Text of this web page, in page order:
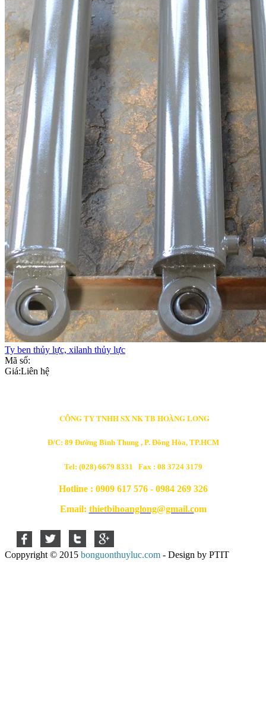
Ty ben thủy lực, xilanh thủy lực
Mã số:
Giá:Liên hệ
CÔNG TY TNHH SX NK TB HOÀNG LONG
Đ/C: 89 Đường Bình Thung , P. Đông Hòa, TP.HCM
Tel: (028) 6679 8331 Fax : 08 3724 3179
Hotline : 0909 617 576 - 0984 269 326
Email: thietbihoanglong@gmail.com
Coppyright © 2015 bonguonthuyluc.com - Design by PTIT